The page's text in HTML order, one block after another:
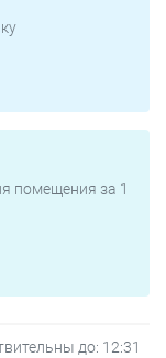
помещения за 1
до: 12:31